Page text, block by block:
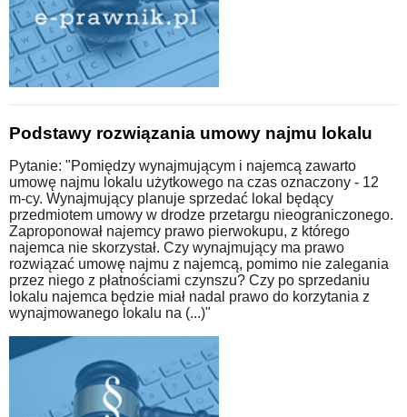
Podstawy rozwiązania umowy najmu lokalu
Pytanie: "Pomiędzy wynajmującym i najemcą zawarto
umowę najmu lokalu użytkowego na czas oznaczony - 12
m-cy. Wynajmujący planuje sprzedać lokal będący
przedmiotem umowy w drodze przetargu nieograniczonego.
Zaproponował najemcy prawo pierwokupu, z którego
najemca nie skorzystał. Czy wynajmujący ma prawo
rozwiązać umowę najmu z najemcą, pomimo nie zalegania
przez niego z płatnościami czynszu? Czy po sprzedaniu
lokalu najemca będzie miał nadal prawo do korzytania z
wynajmowanego lokalu na (...)"